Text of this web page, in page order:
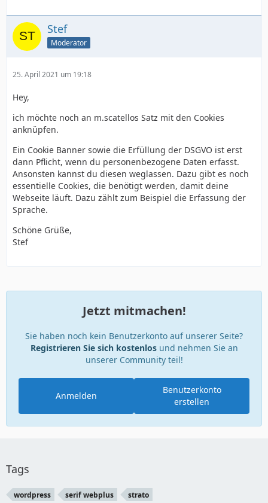
Stef
Moderator
25. April 2021 um 19:18
Hey,
ich möchte noch an m.scatellos Satz mit den Cookies
anknüpfen.
Ein Cookie Banner sowie die Erfüllung der DSGVO ist erst
dann Pflicht, wenn du personenbezogene Daten erfasst.
Ansonsten kannst du diesen weglassen. Dazu gibt es noch
essentielle Cookies, die benötigt werden, damit deine
Webseite läuft. Dazu zählt zum Beispiel die Erfassung der
Sprache.
Schöne Grüße,
Stef
Jetzt mitmachen!
Sie haben noch kein Benutzerkonto auf unserer Seite?
Registrieren Sie sich kostenlosund nehmen Sie an
unserer Community teil!
Benutzerkonto
erstellen
Anmelden
Tags
wordpress serif webplus strato